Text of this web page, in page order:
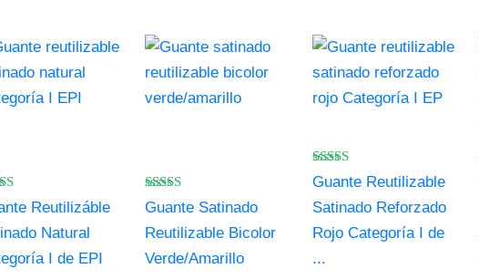
Reutilizáble
Natural
I de EPI
Valorado
con
4.86
de 5
Guante Satinado
Reutilizable Bicolor
Verde/Amarillo
Este
producto
tiene
Las
opciones
se
pueden
Valorado
con
4.67
de 5
Guante Reutilizable
Satinado Reforzado
Rojo Categoría I de
...
Este
producto
tiene
variantes.
Las
opciones
se